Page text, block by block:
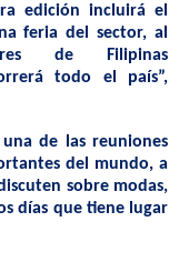
edición incluirá el
feria del sector, al
de Filipinas
todo el país”,
de las reuniones
del mundo, a
sobre modas,
días que tiene lugar